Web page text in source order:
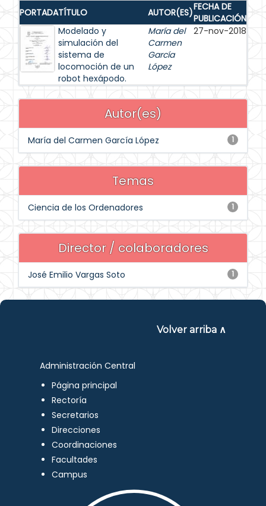
PORTADATÍTULO AUTOR(ES)FECHA DE
PUBLICACIÓN
Modelado y
simulación del
sistema de
locomoción de un
robot hexápodo.
María del
Carmen
García
López
27-nov-2018
Autor(es)
1
María del Carmen García López
Temas
1
Ciencia de los Ordenadores
Director / colaboradores
1
José Emilio Vargas Soto
Volver arriba ∧
Administración Central
Página principal
Rectoría
Secretarios
Direcciones
Coordinaciones
Facultades
Campus